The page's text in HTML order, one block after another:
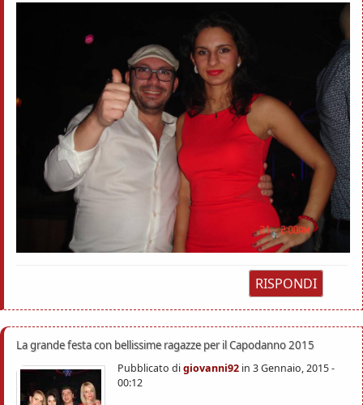
RISPONDI
La grande festa con bellissime ragazze per il Capodanno 2015
Pubblicato digiovanni92 in 3 Gennaio, 2015 -
00:12